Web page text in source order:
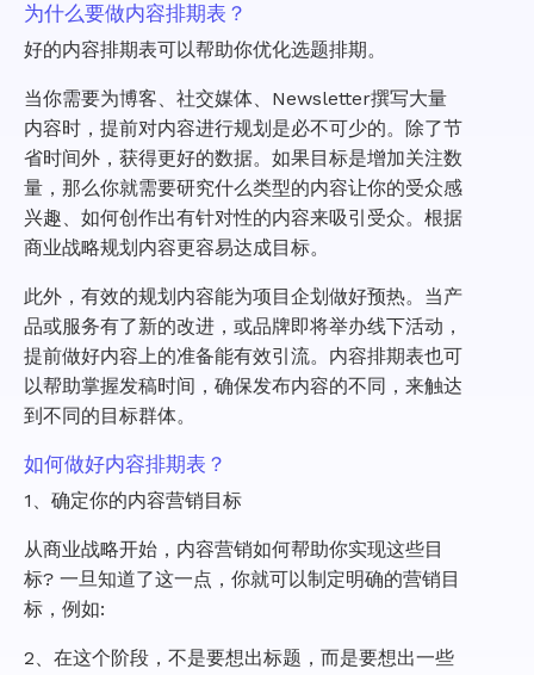
为什么要做内容排期表？
好的内容排期表可以帮助你优化选题排期。
当你需要为博客、社交媒体、Newsletter撰写大量
内容时，提前对内容进行规划是必不可少的。除了节
省时间外，获得更好的数据。如果目标是增加关注数
量，那么你就需要研究什么类型的内容让你的受众感
兴趣、如何创作出有针对性的内容来吸引受众。根据
商业战略规划内容更容易达成目标。
此外，有效的规划内容能为项目企划做好预热。当产
品或服务有了新的改进，或品牌即将举办线下活动，
提前做好内容上的准备能有效引流。内容排期表也可
以帮助掌握发稿时间，确保发布内容的不同，来触达
到不同的目标群体。
如何做好内容排期表？
1、确定你的内容营销目标
从商业战略开始，内容营销如何帮助你实现这些目
标? 一旦知道了这一点，你就可以制定明确的营销目
标，例如:
2、在这个阶段，不是要想出标题，而是要想出一些